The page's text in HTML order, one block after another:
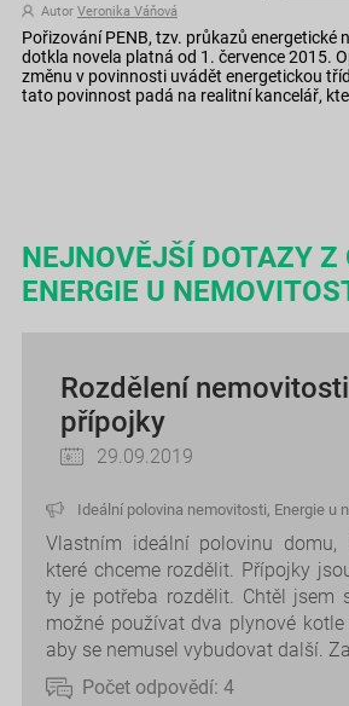
Autor Veronika Váňová
Pořizování PENB, tzv. průkazů energetické
dotkla novela platná od 1. července 2015.
změnu v povinnosti uvádět energetickou
tato povinnost padá na realitní kancelář,
NEJNOVĚJŠÍ DOTAZY Z
ENERGIE U
Rozdělení nemovitosti
přípojky
29.09.2019
Ideální polovina nemovitosti, Energie u
Vlastním ideální polovinu
které chceme rozdělit. Přípojky
ty je potřeba rozdělit. Chtěl jsem
možné používat dva plynové
aby se nemusel vybudovat další.
Počet odpovědí: 4